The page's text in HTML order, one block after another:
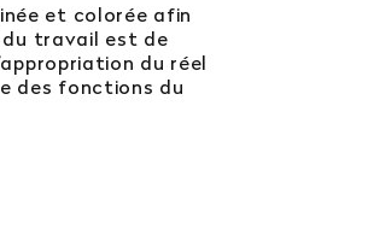
et colorée afin
du travail est de
du réel
des fonctions du